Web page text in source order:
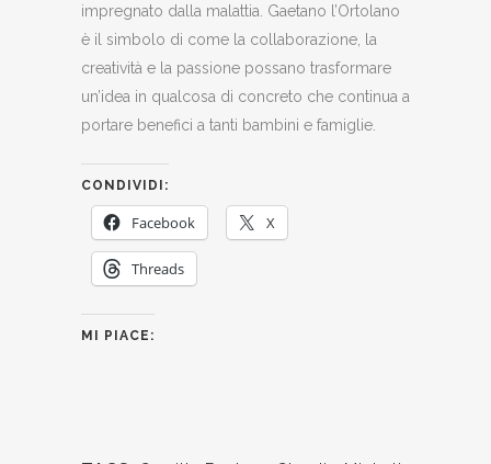
impregnato dalla malattia. Gaetano l’Ortolano
è il simbolo di come la collaborazione, la
creatività e la passione possano trasformare
un’idea in qualcosa di concreto che continua a
portare benefici a tanti bambini e famiglie.
CONDIVIDI:
Facebook X
Threads
MI PIACE: